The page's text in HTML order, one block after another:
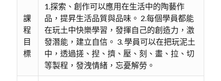
課
程
目
標
1.探索、創作可以應用在生活中的陶藝作
品，提昇生活品質與品味。 2.每個學員都能
在玩土中快樂學習，發揮自己的創造力，激
發潛能，建立自信。 3. 學員可以在把玩泥土
中，透過搓、揑、擠、壓、刻、畫、拉、切
等製程，發洩情緒，忘憂解勞。